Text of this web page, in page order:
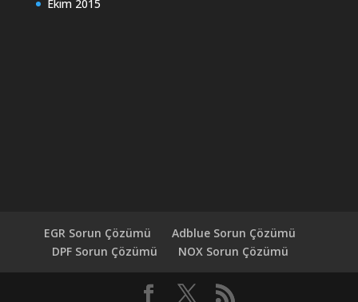
Ekim 2015
EGR Sorun Çözümü
Adblue Sorun Çözümü
DPF Sorun Çözümü
NOX Sorun Çözümü